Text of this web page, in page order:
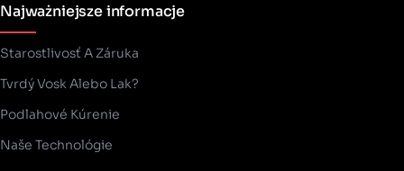
Najważniejsze informacje
Starostlivosť A Záruka
Tvrdý Vosk Alebo Lak?
Podlahové Kúrenie
Naše Technológie